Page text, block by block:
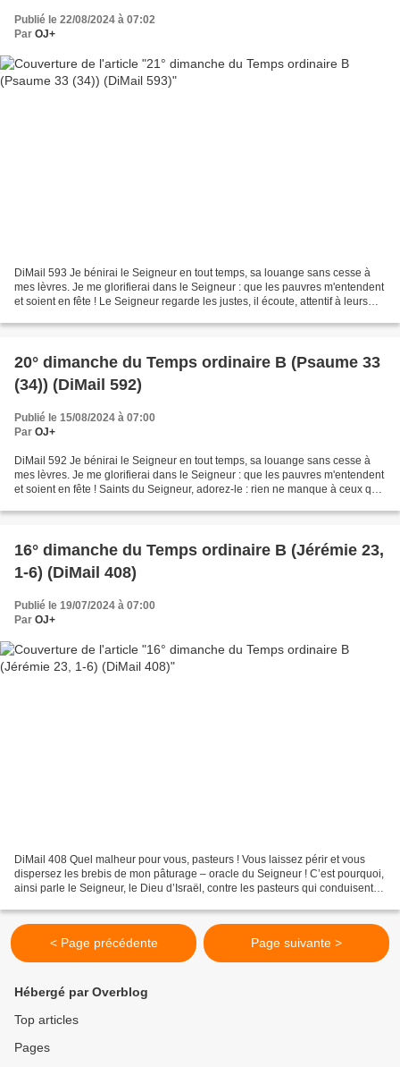
Publié le 22/08/2024 à 07:02
Par OJ+
DiMail 593 Je bénirai le Seigneur en tout temps, sa louange sans cesse à
mes lèvres. Je me glorifierai dans le Seigneur : que les pauvres m'entendent
et soient en fête ! Le Seigneur regarde les justes, il écoute, attentif à leurs
20° dimanche du Temps ordinaire B (Psaume 33
(34)) (DiMail 592)
Publié le 15/08/2024 à 07:00
Par OJ+
DiMail 592 Je bénirai le Seigneur en tout temps, sa louange sans cesse à
mes lèvres. Je me glorifierai dans le Seigneur : que les pauvres m'entendent
et soient en fête ! Saints du Seigneur, adorez-le : rien ne manque à ceux qui
16° dimanche du Temps ordinaire B (Jérémie 23,
1-6) (DiMail 408)
Publié le 19/07/2024 à 07:00
Par OJ+
DiMail 408 Quel malheur pour vous, pasteurs ! Vous laissez périr et vous
dispersez les brebis de mon pâturage – oracle du Seigneur ! C’est pourquoi,
ainsi parle le Seigneur, le Dieu d’Israël, contre les pasteurs qui conduisent
< Page précédente Page suivante >
Hébergé par Overblog
Top articles
Pages